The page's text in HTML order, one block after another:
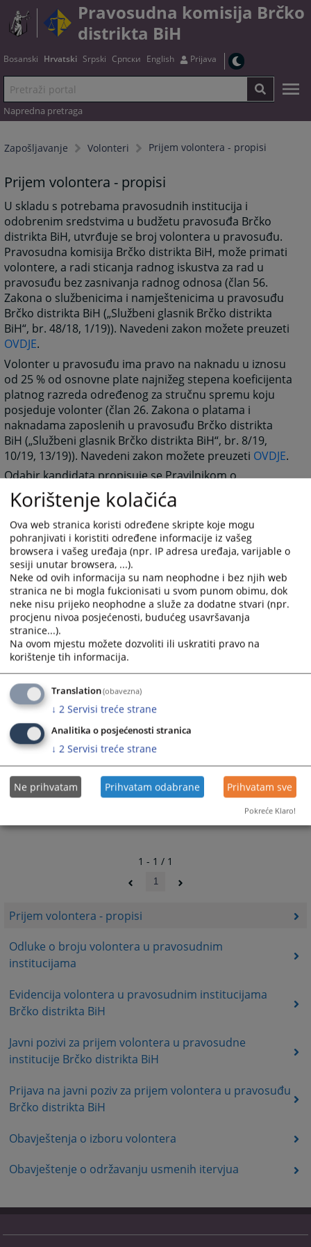
Pravosudna komisija Brčko
distrikta BiH
Bosanski Hrvatski Srpski Српски English Prijava
Napredna pretraga
Zapošljavanje Volonteri Prijem volontera - propisi
Prijem volontera - propisi
Odluke o broju volontera u pravosudnim
institucijama
Evidencija volontera u pravosudnim institucijama
Brčko distrikta BiH
Javni pozivi za prijem volontera u pravosudne
institucije Brčko distrikta BiH
Prijava na javni poziv za prijem volontera u pravosuđu
Brčko distrikta BiH
Obavještenja o izboru volontera
Obavještenje o održavanju usmenih itervjua
Prijem volontera - propisi
U skladu s potrebama pravosudnih institucija i
odobrenim sredstvima u budžetu pravosuđa Brčko
distrikta BiH, utvrđuje se broj volontera u pravosuđu.
Pravosudna komisija Brčko distrikta BiH, može primati
volontere, a radi sticanja radnog iskustva za rad u
pravosuđu bez zasnivanja radnog odnosa (član 56.
Zakona o službenicima i namještenicima u pravosuđu
Brčko distrikta BiH („Službeni glasnik Brčko distrikta
BiH“, br. 48/18, 1/19)). Navedeni zakon možete preuzeti
OVDJE.
Volonter u pravosuđu ima pravo na naknadu u iznosu
od 25 % od osnovne plate najnižeg stepena koeficijenta
platnog razreda određenog za stručnu spremu koju
posjeduje volonter (član 26. Zakona o platama i
naknadama zaposlenih u pravosuđu Brčko distrikta
BiH („Službeni glasnik Brčko distrikta BiH“, br. 8/19,
10/19, 13/19)). Navedeni zakon možete preuzeti OVDJE.
Odabir kandidata propisuje se Pravilnikom o
zapošljavanju („Službeni glasnik Brčko distrikta BiH“, br.
1/19), koji možete preuzetiOVDJE
volonterskog rada propisuje se Pravilnikom o radu
(„Službeni glasnik Brčko distrikta BiH“, br. 1/19), koji
možete preuzetiOVDJE.
901 PREGLEDA
1 - 1 / 1
1
Korištenje kolačića
Ova web stranica koristi određene skripte koje mogu
pohranjivati i koristiti određene informacije iz vašeg
browsera i vašeg uređaja (npr. IP adresa uređaja, varijable o
sesiji unutar browsera, ...).
Neke od ovih informacija su nam neophodne i bez njih web
stranica ne bi mogla fukcionisati u svom punom obimu, dok
neke nisu prijeko neophodne a služe za dodatne stvari (npr.
procjenu nivoa posjećenosti, budućeg usavršavanja
stranice...).
Na ovom mjestu možete dozvoliti ili uskratiti pravo na
korištenje tih informacija.
Translation(obavezna)
↓ 2 Servisi treće strane
Analitika o posjećenosti stranica
↓ 2 Servisi treće strane
Ne prihvatam Prihvatam odabrane Prihvatam sve
Pokreće Klaro!